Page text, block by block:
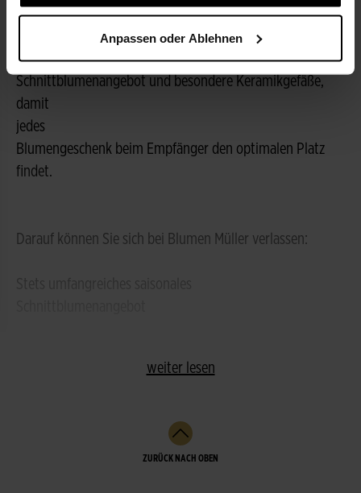
Anpassen oder Ablehnen
Spezialität ist Floristik, die mit Natürlichkeit und Eleganz
Besonderen Wert legen wir dabei auf ein stets aktuelles
Schnittblumenangebot und besondere Keramikgefäße,
damit
jedes
Blumengeschenk beim Empfänger den optimalen Platz
findet.
Darauf können Sie sich bei Blumen Müller verlassen:
weiter lesen
ZURÜCK NACH OBEN